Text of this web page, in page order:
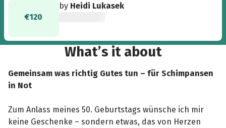
€120
by Heidi Lukasek
What’s it about
Gemeinsam was richtig Gutes tun – für Schimpansen
in Not
Zum Anlass meines 50. Geburtstags wünsche ich mir
keine Geschenke – sondern etwas, das von Herzen